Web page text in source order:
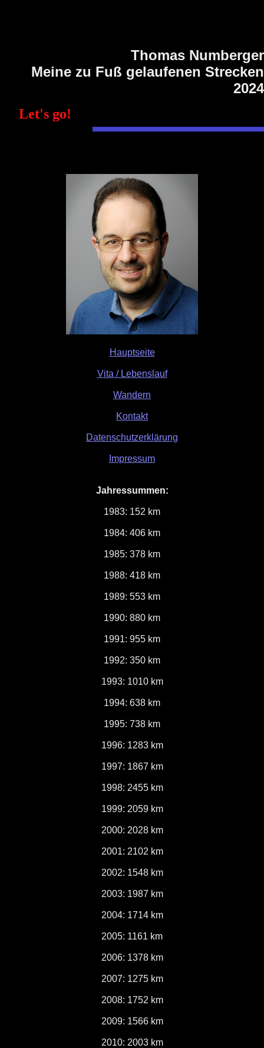
Thomas Numberger
Meine zu Fuß gelaufenen Strecken
2024
Let's go!
Hauptseite
Vita / Lebenslauf
Wandern
Kontakt
Datenschutzerklärung
Impressum
Jahressummen:
1983: 152 km
1984: 406 km
1985: 378 km
1988: 418 km
1989: 553 km
1990: 880 km
1991: 955 km
1992: 350 km
1993: 1010 km
1994: 638 km
1995: 738 km
1996: 1283 km
1997: 1867 km
1998: 2455 km
1999: 2059 km
2000: 2028 km
2001: 2102 km
2002: 1548 km
2003: 1987 km
2004: 1714 km
2005: 1161 km
2006: 1378 km
2007: 1275 km
2008: 1752 km
2009: 1566 km
2010: 2003 km